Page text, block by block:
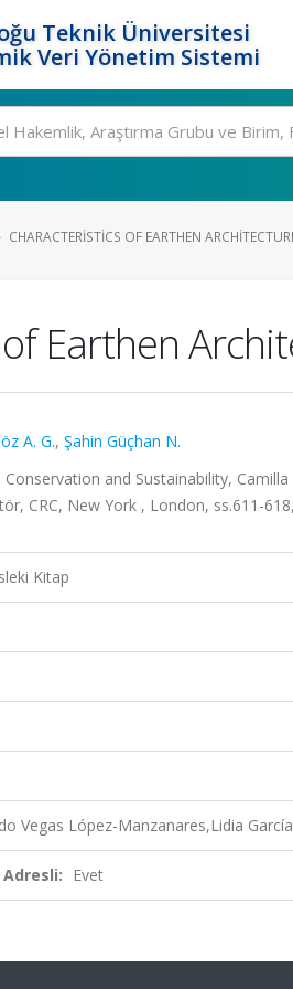
Teknik Üniversitesi
Veri Yönetim Sistemi
CHARACTERISTICS OF EARTHEN
Earthen
A. G., Şahin Güçhan N.
and Sustainability,
CRC, New York , London, ss.611-
Kitap
Vegas López-Manzanares,Lidia
Evet